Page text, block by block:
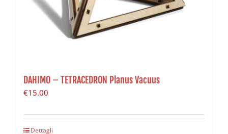
DAHIMO – TETRACEDRON Planus Vacuus
€15.00
Dettagli